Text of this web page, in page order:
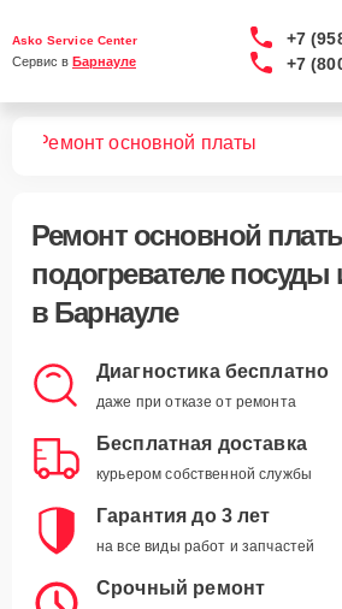
Asko Service Center
Сервис в Барнауле
+7
+7
Ремонт основной платы
Ремонт основной
подогревателе
в Барнауле
Диагностика бесплатно
даже при отказе от ремонта
Бесплатная доставка
курьером собственной службы
Гарантия до 3 лет
на все виды работ и запчастей
Срочный ремонт